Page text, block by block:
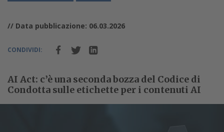
// Data pubblicazione: 06.03.2026
CONDIVIDI:
AI Act: c’è una seconda bozza del Codice di
Condotta sulle etichette per i contenuti AI